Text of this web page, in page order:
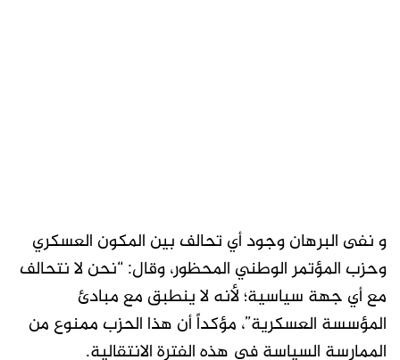
و نفى البرهان وجود أي تحالف بين المكون العسكري
وحزب المؤتمر الوطني المحظور، وقال: “نحن لا نتحالف
مع أي جهة سياسية؛ لأنه لا ينطبق مع مبادئ
المؤسسة العسكرية”، مؤكداً أن هذا الحزب ممنوع من
الممارسة السياسة في هذه الفترة الانتقالية.